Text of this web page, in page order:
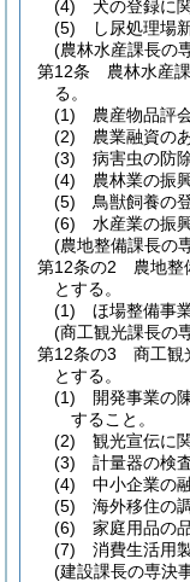
(4)
犬の登録に
(5)
し尿処理場
(農林水産課長の
第12条
農林水産
る。
(1)
農産物品評
(2)
農業融資の
(3)
病害虫の防
(4)
農林業の振
(5)
鳥獣飼養の
(6)
水産業の振
(農地整備課長の
第12条の2
農地整
とする。
(1)
ほ場整備事
(商工観光課長の
第12条の3
商工観
とする。
(1)
開発事業の
すること。
(2)
観光宣伝に
(3)
計量器の検
(4)
中小企業の
(5)
海外移住の
(6)
家庭用品の
(7)
消費生活用
(建設課長の専決